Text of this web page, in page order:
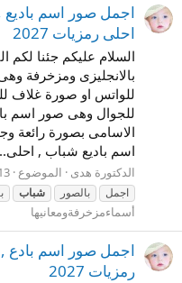
اجمل صور اسم باديع
احلى رمزيات 2027
السلام عليكم جئنا
بالانجليزى ومزخرفة
للواتس او صورة غلاف
للجوال وهى صور اسم
الاسامى بصورة رائعة
اسم باديع شباب ,
الدكتورة هدى الموضوع 13
اجمل
بالصور شباب
أسماءمزخرفةومعانيها
اجمل صور اسم بادع
رمزيات 2027